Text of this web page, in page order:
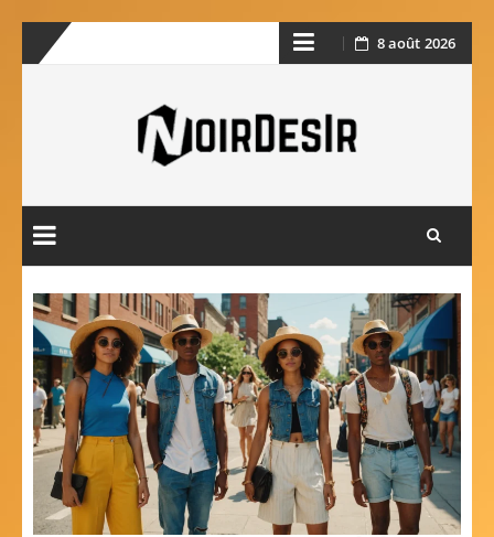
8 août 2026